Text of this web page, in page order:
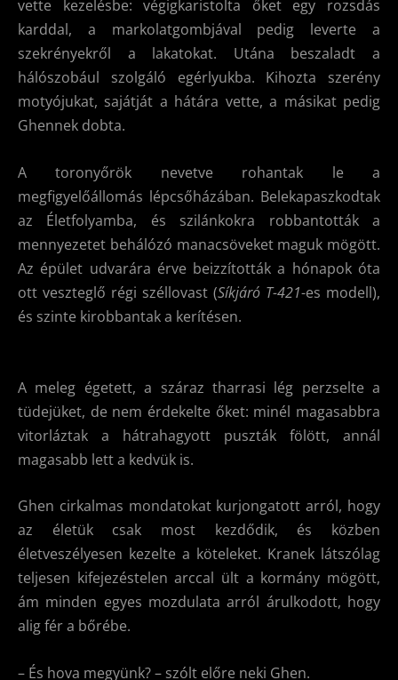
vette kezelésbe: végigkaristolta őket egy rozsdás
karddal, a markolatgombjával pedig leverte a
szekrényekről a lakatokat. Utána beszaladt a
hálószobául szolgáló egérlyukba. Kihozta szerény
motyójukat, sajátját a hátára vette, a másikat pedig
Ghennek dobta.
A toronyőrök nevetve rohantak le a
megfigyelőállomás lépcsőházában. Belekapaszkodtak
az Életfolyamba, és szilánkokra robbantották a
mennyezetet behálózó manacsöveket maguk mögött.
Az épület udvarára érve beizzították a hónapok óta
ott veszteglő régi széllovast (Síkjáró T-421-es modell),
és szinte kirobbantak a kerítésen.
A meleg égetett, a száraz tharrasi lég perzselte a
tüdejüket, de nem érdekelte őket: minél magasabbra
vitorláztak a hátrahagyott puszták fölött, annál
magasabb lett a kedvük is.
Ghen cirkalmas mondatokat kurjongatott arról, hogy
az életük csak most kezdődik, és közben
életveszélyesen kezelte a köteleket. Kranek látszólag
teljesen kifejezéstelen arccal ült a kormány mögött,
ám minden egyes mozdulata arról árulkodott, hogy
alig fér a bőrébe.
– És hova megyünk? – szólt előre neki Ghen.